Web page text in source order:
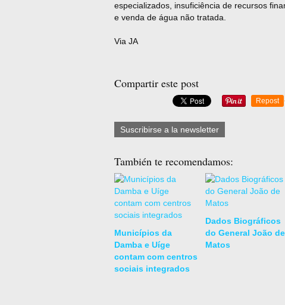
especializados, insuficiência de recursos
e venda de água não tratada.
Via JA
Compartir este post
Repost
Suscribirse a la newsletter
También te recomendamos:
Municípios da
Damba e Uíge
contam com centros
sociais integrados
Dados Biográficos
do General João de
Matos